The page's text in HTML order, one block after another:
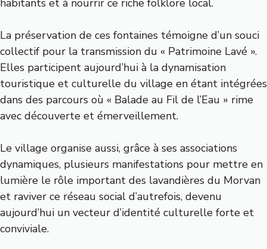
La préservation de ces fontaines témoigne d’un souci
collectif pour la transmission du « Patrimoine Lavé ».
Elles participent aujourd’hui à la dynamisation
touristique et culturelle du village en étant intégrées
dans des parcours où « Balade au Fil de l’Eau » rime
avec découverte et émerveillement.
Le village organise aussi, grâce à ses associations
dynamiques, plusieurs manifestations pour mettre en
lumière le rôle important des lavandières du Morvan
et raviver ce réseau social d’autrefois, devenu
aujourd’hui un vecteur d’identité culturelle forte et
conviviale.